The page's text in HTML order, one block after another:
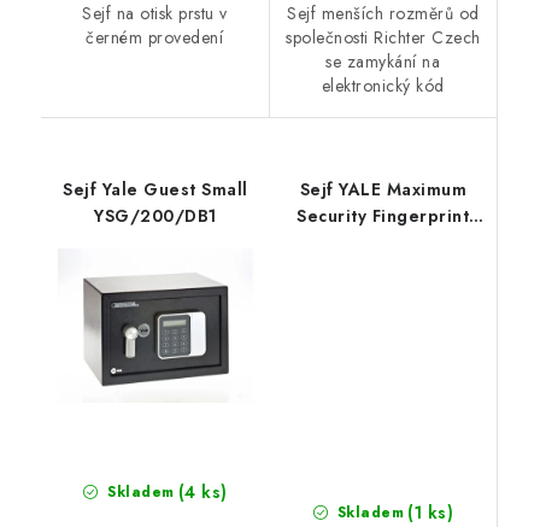
Sejf na otisk prstu v
černém provedení
Sejf menších rozměrů od
společnosti Richter Czech
se zamykání na
elektronický kód
Sejf Yale Guest Small
YSG/200/DB1
Skladem (4 ks)
Sejf YALE Maximum
Security Fingerprint
Skladem (1 ks)